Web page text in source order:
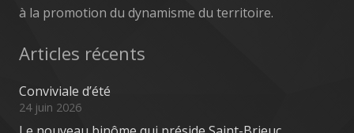
à la promotion du dynamisme du territoire.
Articles récents
Conviviale d’été
24 juin 2026